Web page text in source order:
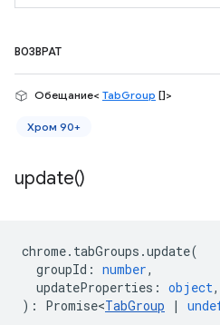
ВОЗВРАТ
Обещание< TabGroup []>
Хром 90+
update()
chrome. tabGroups .update(
groupId : number,
updateProperties : object,
) : Promise<TabGroup |